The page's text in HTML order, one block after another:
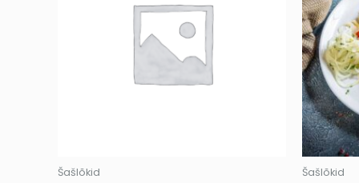
Šašlõkid Šašlõkid